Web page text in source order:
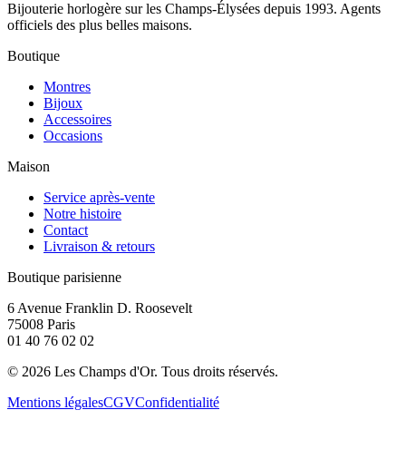
Bijouterie horlogère sur les Champs-Élysées depuis 1993. Agents
officiels des plus belles maisons.
Boutique
Montres
Bijoux
Accessoires
Occasions
Maison
Service après-vente
Notre histoire
Contact
Livraison & retours
Boutique parisienne
6 Avenue Franklin D. Roosevelt
75008 Paris
01 40 76 02 02
© 2026 Les Champs d'Or. Tous droits réservés.
Mentions légalesCGVConfidentialité